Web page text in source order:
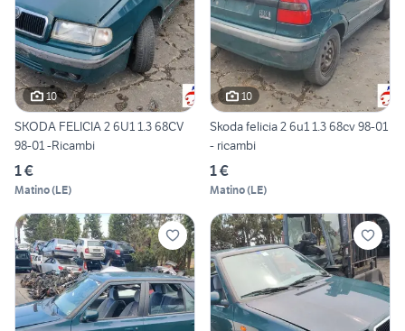
10
SKODA FELICIA 2 6U1 1.3 68CV
98-01 -Ricambi
1 €
Matino(LE)
10
Skoda felicia 2 6u1 1.3 68cv 98-01
- ricambi
1 €
Matino(LE)